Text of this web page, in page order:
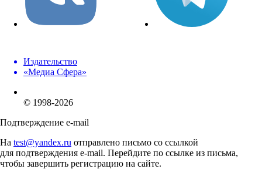
Издательство
«Медиа Сфера»
© 1998-2026
Подтверждение e-mail
На test@yandex.ru отправлено письмо со ссылкой
для подтверждения e-mail. Перейдите по ссылке из письма,
чтобы завершить регистрацию на сайте.